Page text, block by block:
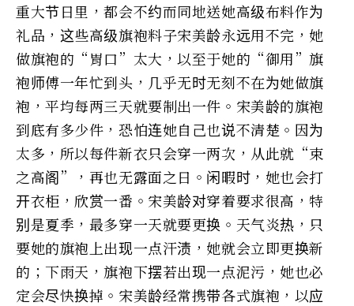
重大节日里，都会不约而同地送她高级布料作为
礼品，这些高级旗袍料子宋美龄永远用不完，她
做旗袍的“胃口”太大，以至于她的“御用”旗
袍师傅一年忙到头，几乎无时无刻不在为她做旗
袍，平均每两三天就要制出一件。宋美龄的旗袍
到底有多少件，恐怕连她自己也说不清楚。因为
太多，所以每件新衣只会穿一两次，从此就“束
之高阁”，再也无露面之日。闲暇时，她也会打
开衣柜，欣赏一番。宋美龄对穿着要求很高，特
别是夏季，最多穿一天就要更换。天气炎热，只
要她的旗袍上出现一点汗渍，她就会立即更换新
的；下雨天，旗袍下摆若出现一点泥污，她也必
定会尽快换掉。宋美龄经常携带各式旗袍，以应